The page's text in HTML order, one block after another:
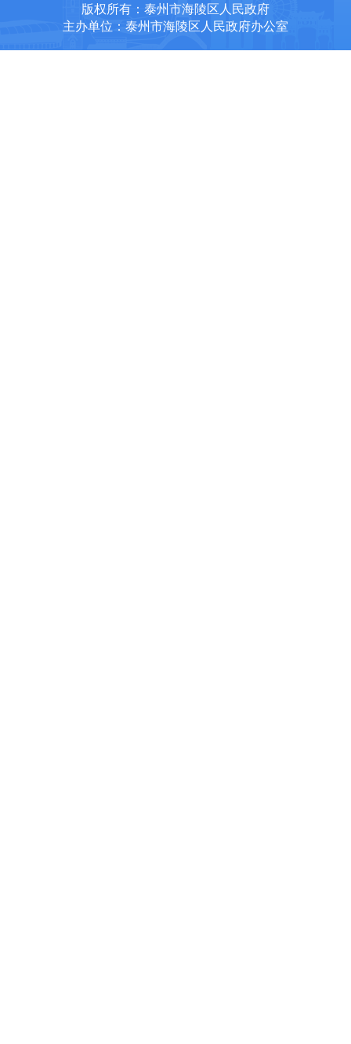
版权所有：泰州市海陵区人民政府
主办单位：泰州市海陵区人民政府办公室